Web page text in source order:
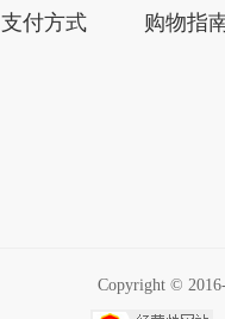
支付方式 购物指
Copyright ©